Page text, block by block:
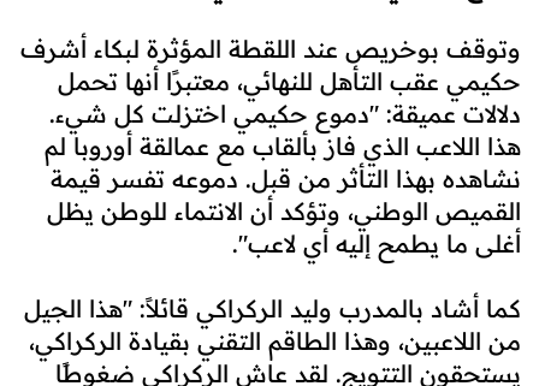
وتوقف بوخريص عند اللقطة المؤثرة لبكاء أشرف
حكيمي عقب التأهل للنهائي، معتبرًا أنها تحمل
دلالات عميقة: "دموع حكيمي اختزلت كل شيء.
هذا اللاعب الذي فاز بألقاب مع عمالقة أوروبا لم
نشاهده بهذا التأثر من قبل. دموعه تفسر قيمة
القميص الوطني، وتؤكد أن الانتماء للوطن يظل
أغلى ما يطمح إليه أي لاعب".
كما أشاد بالمدرب وليد الركراكي قائلاً: "هذا الجيل
من اللاعبين، وهذا الطاقم التقني بقيادة الركراكي،
يستحقون التتويج. لقد عاش الركراكي ضغوطًا